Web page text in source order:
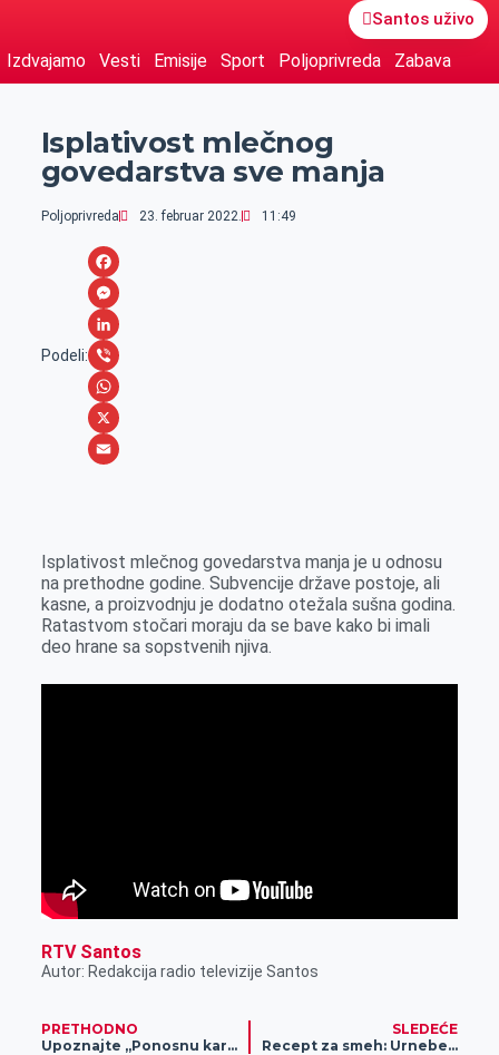
Santos uživo
Izdvajamo Vesti Emisije Sport Poljoprivreda Zabava
Isplativost mlečnog
govedarstva sve manja
Poljoprivreda 23. februar 2022. 11:49
Podeli:
F
a
c
e
b
o
M
e
s
s
e
r
L
i
n
k
n
V
i
b
W
h
A
p
p
X
i
l
Isplativost mlečnog govedarstva manja je u odnosu
na prethodne godine. Subvencije države postoje, ali
kasne, a proizvodnju je dodatno otežala sušna godina.
Ratastvom stočari moraju da se bave kako bi imali
deo hrane sa sopstvenih njiva.
RTV Santos
Autor: Redakcija radio televizije Santos
PRETHODNO
Upoznajte „Ponosnu karticu“
SLEDEĆE
Recept za smeh: Urnebesna komedija PRS’O vraća se na repertoar zrenjaninskog pozorišta